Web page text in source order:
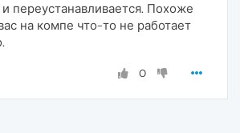
и переустанавливается. Похоже
на компе что-то не работает
0